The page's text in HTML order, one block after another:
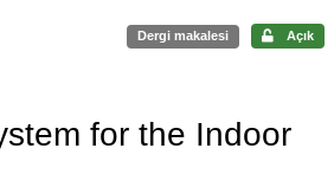
Dergi makalesi Açık
for the Indoor